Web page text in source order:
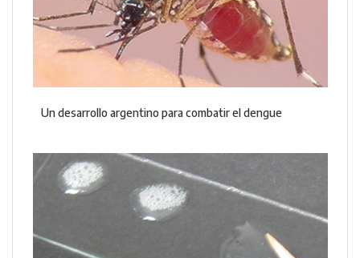
Un desarrollo argentino para combatir el dengue